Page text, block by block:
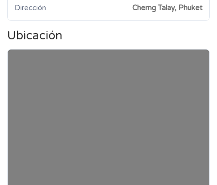
Dirección Cherng Talay, Phuket
Ubicación